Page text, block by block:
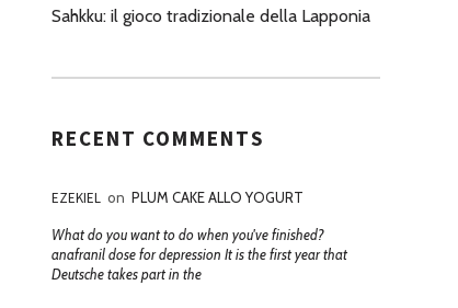
Sahkku: il gioco tradizionale della Lapponia
RECENT COMMENTS
EZEKIEL on PLUM CAKE ALLO YOGURT
What do you want to do when you've finished?
anafranil dose for depression It is the first year that
Deutsche takes part in the